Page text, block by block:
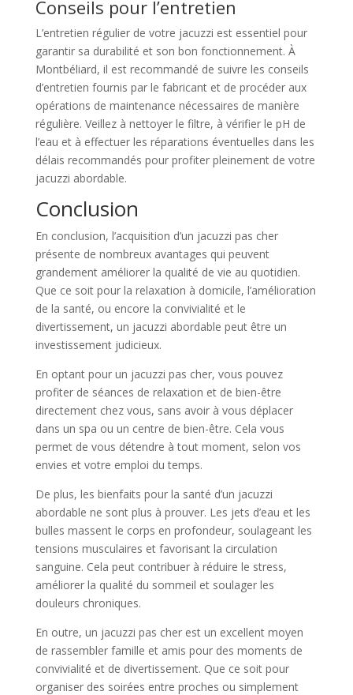
Conseils pour l’entretien
L’entretien régulier de votre jacuzzi est essentiel pour
garantir sa durabilité et son bon fonctionnement. À
Montbéliard, il est recommandé de suivre les conseils
d’entretien fournis par le fabricant et de procéder aux
opérations de maintenance nécessaires de manière
régulière. Veillez à nettoyer le filtre, à vérifier le pH de
l’eau et à effectuer les réparations éventuelles dans les
délais recommandés pour profiter pleinement de votre
jacuzzi abordable.
Conclusion
En conclusion, l’acquisition d’un jacuzzi pas cher
présente de nombreux avantages qui peuvent
grandement améliorer la qualité de vie au quotidien.
Que ce soit pour la relaxation à domicile, l’amélioration
de la santé, ou encore la convivialité et le
divertissement, un jacuzzi abordable peut être un
investissement judicieux.
En optant pour un jacuzzi pas cher, vous pouvez
profiter de séances de relaxation et de bien-être
directement chez vous, sans avoir à vous déplacer
dans un spa ou un centre de bien-être. Cela vous
permet de vous détendre à tout moment, selon vos
envies et votre emploi du temps.
De plus, les bienfaits pour la santé d’un jacuzzi
abordable ne sont plus à prouver. Les jets d’eau et les
bulles massent le corps en profondeur, soulageant les
tensions musculaires et favorisant la circulation
sanguine. Cela peut contribuer à réduire le stress,
améliorer la qualité du sommeil et soulager les
douleurs chroniques.
En outre, un jacuzzi pas cher est un excellent moyen
de rassembler famille et amis pour des moments de
convivialité et de divertissement. Que ce soit pour
organiser des soirées entre proches ou simplement